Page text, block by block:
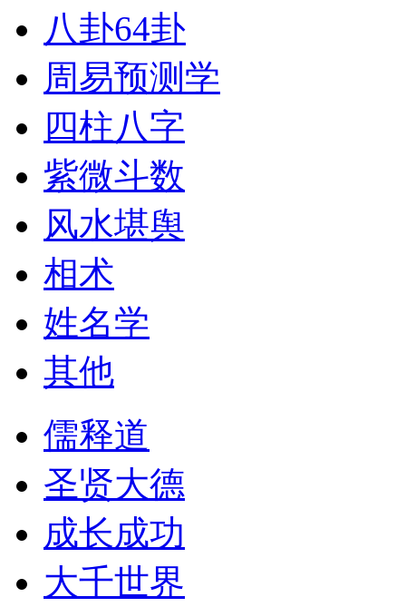
八卦64卦
周易预测学
四柱八字
紫微斗数
风水堪舆
相术
姓名学
其他
儒释道
圣贤大德
成长成功
大千世界